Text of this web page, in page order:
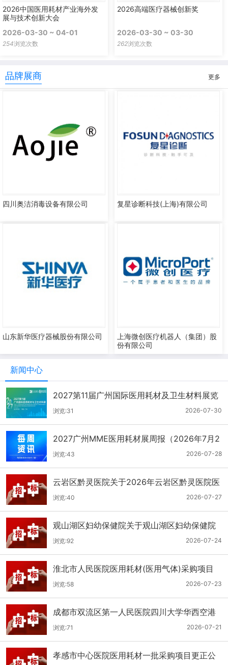
2026中国医用耗材产业海外发
展与技术创新大会
2026-03-30 ~ 04-01
254浏览次数
2026高端医疗器械创新奖
2026-03-30 ~ 03-30
262浏览次数
品牌展商 更多
四川奥洁消毒设备有限公司 复星诊断科技(上海)有限公司
山东新华医疗器械股份有限公司
上海微创医疗机器人（集团）股
份有限公司
新闻中心
2027第11届广州国际医用耗材及卫生材料展览
会（2026.7.21-7.27周报）
2026-07-30
浏览:31
2027广州MME医用耗材展周报（2026年7月2
1-27日）
2026-07-28
浏览:43
云岩区黔灵医院关于2026年云岩区黔灵医院医
用耗材采购项目（品目三）三次招标的公开招
标公告
2026-07-27
浏览:40
观山湖区妇幼保健院关于观山湖区妇幼保健院
医用耗材采购项目的公开招标公告
2026-07-24
浏览:92
淮北市人民医院医用耗材(医用气体)采购项目
（二次）招标公告
2026-07-23
浏览:58
成都市双流区第一人民医院四川大学华西空港
医院2026年第二批医用耗材采购项目招标公告
2026-07-21
浏览:71
孝感市中心医院医用耗材一批采购项目更正公